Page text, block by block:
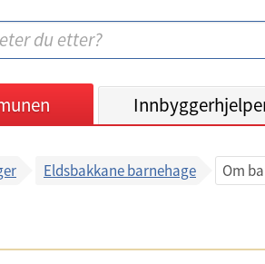
Eldsbakkane barnehage Om